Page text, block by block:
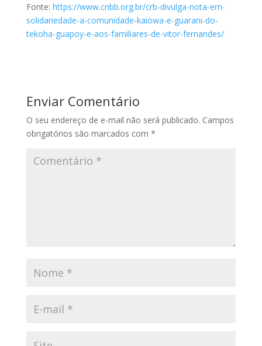
Fonte: https://www.cnbb.org.br/crb-divulga-nota-em-
solidariedade-a-comunidade-kaiowa-e-guarani-do-
tekoha-guapoy-e-aos-familiares-de-vitor-fernandes/
Enviar Comentário
O seu endereço de e-mail não será publicado. Campos
obrigatórios são marcados com *